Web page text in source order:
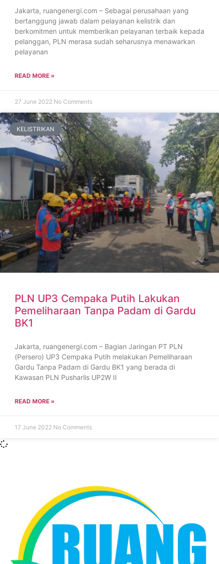
Jakarta, ruangenergi.com – Sebagai perusahaan yang
bertanggung jawab dalam pelayanan kelistrik dan
berkomitmen untuk memberikan pelayanan terbaik kepada
pelanggan, PLN merasa sudah seharusnya menawarkan
pelayanan
READ MORE »
27 June 2022 No Comments
KELISTRIKAN
PLN UP3 Cempaka Putih Lakukan
Pemeliharaan Tanpa Padam di Gardu
BK1
Jakarta, ruangenergi.com – Bagian Jaringan PT PLN
(Persero) UP3 Cempaka Putih melakukan Pemeliharaan
Gardu Tanpa Padam di Gardu BK1 yang berada di
Kawasan PLN Pusharlis UP2W II
READ MORE »
17 June 2022 No Comments